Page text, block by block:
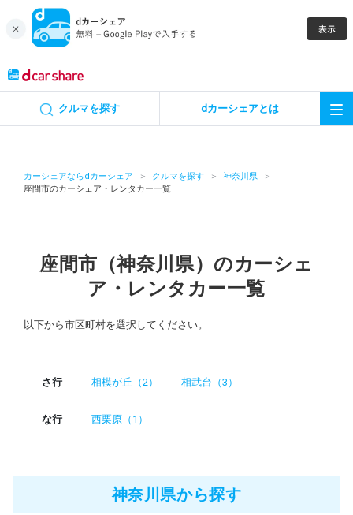
クルマを探す dカーシェアとは
カーシェアならdカーシェア クルマを探す
神奈川県
座間市のカーシェア・レンタカー一覧
座間市（神奈川県）のカーシェ
ア・レンタカー一覧
以下から市区町村を選択してください。
さ行 相模が丘（2） 相武台（3）
な行 西栗原（1）
神奈川県から探す
カーシェア
特集
アプリの使い方